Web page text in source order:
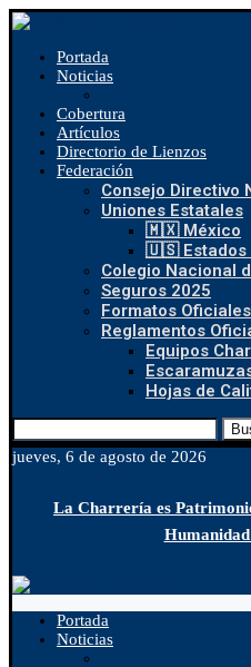
Portada
Noticias
Cobertura
Artículos
Directorio de Lienzos
Federación
Consejo Directivo
Uniones Estatales
🇲🇽 México
🇺🇸 Estados
Colegio Nacional
Seguros 2025
Formatos
Reglamentos
Equipos
Hojas de
jueves, 6 de agosto de 2026
La Charrería es
Portada
Noticias